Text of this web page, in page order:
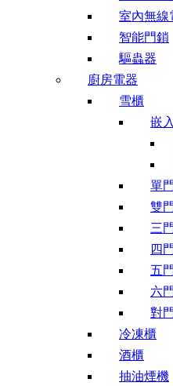
室內無線
智能門鎖
驅蟲器
廚房電器
雪櫃
嵌
單
雙
三
四
五
六
對
冷凍櫃
酒櫃
抽油煙機